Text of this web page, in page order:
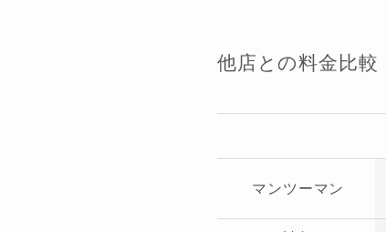
他店との料金比較
マンツーマン